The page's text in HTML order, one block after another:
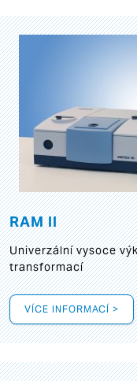
RAM II
Univerzální vysoce
transformací
VÍCE INFORMACÍ >